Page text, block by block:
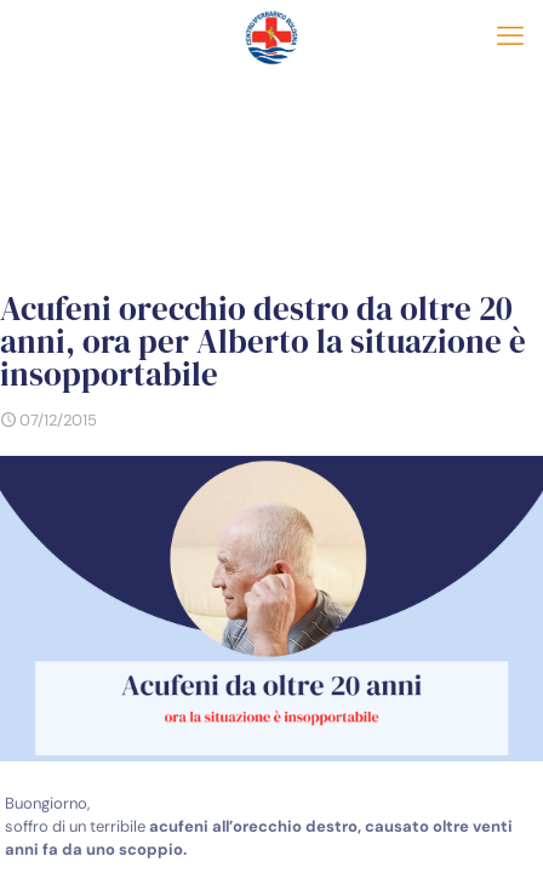
Acufeni orecchio destro da oltre 20
anni, ora per Alberto la situazione è
insopportabile
07/12/2015
Buongiorno,
soffro di un terribileacufeni all’orecchio destro, causato oltre venti
anni fa da uno scoppio.